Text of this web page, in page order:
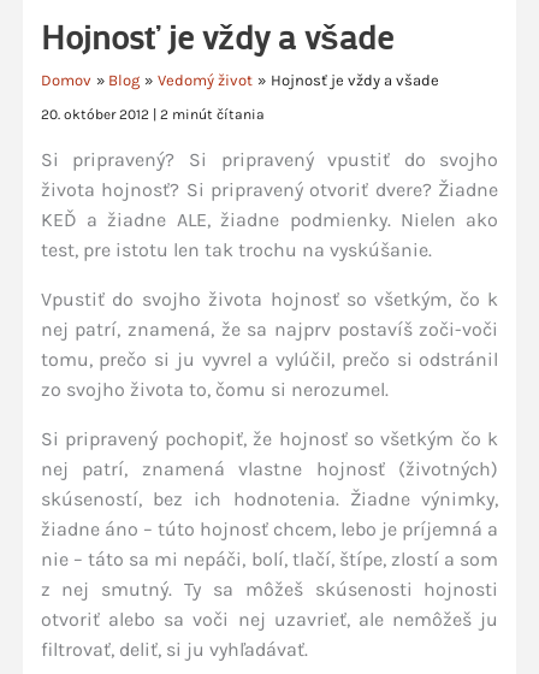
Hojnosť je vždy a všade
Domov Blog Vedomý život Hojnosť je vždy a všade
20. október 2012 2 minút čítania
Si pripravený? Si pripravený vpustiť do svojho
života hojnosť? Si pripravený otvoriť dvere? Žiadne
KEĎ a žiadne ALE, žiadne podmienky. Nielen ako
test, pre istotu len tak trochu na vyskúšanie.
Vpustiť do svojho života hojnosť so všetkým, čo k
nej patrí, znamená, že sa najprv postavíš zoči-voči
tomu, prečo si ju vyvrel a vylúčil, prečo si odstránil
zo svojho života to, čomu si nerozumel.
Si pripravený pochopiť, že hojnosť so všetkým čo k
nej patrí, znamená vlastne hojnosť (životných)
skúseností, bez ich hodnotenia. Žiadne výnimky,
žiadne áno – túto hojnosť chcem, lebo je príjemná a
nie – táto sa mi nepáči, bolí, tlačí, štípe, zlostí a som
z nej smutný. Ty sa môžeš skúsenosti hojnosti
otvoriť alebo sa voči nej uzavrieť, ale nemôžeš ju
filtrovať, deliť, si ju vyhľadávať.